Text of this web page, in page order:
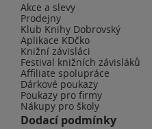
Akce a slevy
Prodejny
Klub Knihy Dobrovský
Aplikace KDčko
Knižní závisláci
Festival knižních závisláků
Affiliate spolupráce
Dárkové poukazy
Poukazy pro firmy
Nákupy pro školy
Dodací podmínky